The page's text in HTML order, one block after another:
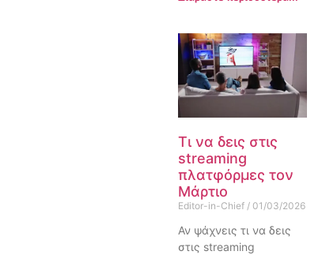
Τι να δεις στις
streaming
πλατφόρμες τον
Μάρτιο
Editor-in-Chief 01/03/2026
Αν ψάχνεις τι να δεις
στις streaming